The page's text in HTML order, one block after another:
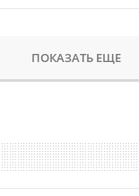
ПОКАЗАТЬ ЕЩЕ